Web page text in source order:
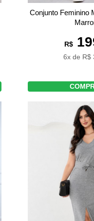
Conjunto Feminino
R$
6x de R$